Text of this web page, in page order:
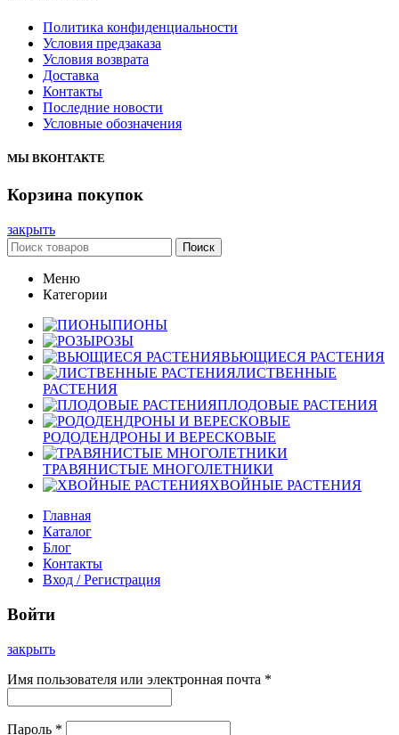
Политика конфиденциальности
Условия предзаказа
Условия возврата
Доставка
Контакты
Последние новости
Условные обозначения
МЫ ВКОНТАКТЕ
Корзина покупок
закрыть
Поиск
Меню
Категории
ПИОНЫ
РОЗЫ
ВЬЮЩИЕСЯ РАСТЕНИЯ
ЛИСТВЕННЫЕ
РАСТЕНИЯ
ПЛОДОВЫЕ РАСТЕНИЯ
РОДОДЕНДРОНЫ И ВЕРЕСКОВЫЕ
ТРАВЯНИСТЫЕ МНОГОЛЕТНИКИ
ХВОЙНЫЕ РАСТЕНИЯ
Главная
Каталог
Блог
Контакты
Вход / Регистрация
Войти
закрыть
Имя пользователя или электронная почта *
Пароль *